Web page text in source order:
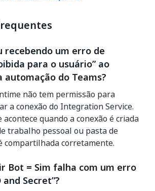
recebendo um erro de
para o usuário” ao
automação do Teams?
não tem permissão para
a conexão do Integration Service.
quando a conexão é criada
trabalho pessoal ou pasta de
compartilhada corretamente.
Bot = Sim falha com um erro
Secret”?